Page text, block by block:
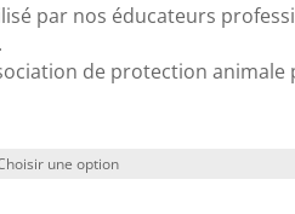
par nos éducateurs
de protection animale